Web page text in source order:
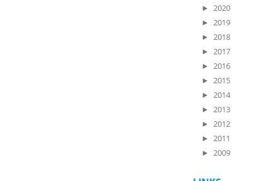
► 2020
► 2019
► 2018
► 2017
► 2016
► 2015
► 2014
► 2013
► 2012
► 2011
► 2009